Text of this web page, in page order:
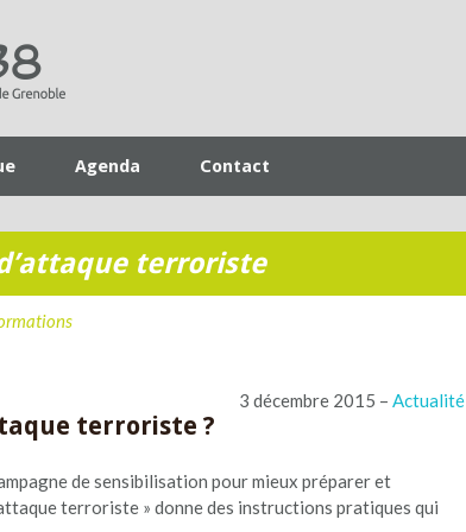
Agenda Contact
terroriste
3 décembre 2015 – Actualité
terroriste ?
de sensibilisation pour mieux préparer et
terroriste » donne des instructions pratiques qui